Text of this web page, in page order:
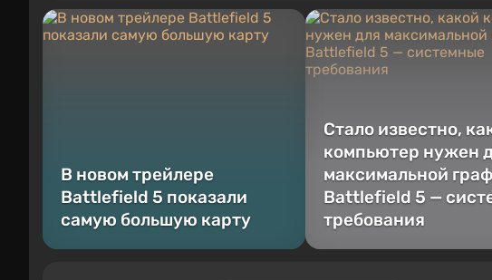
В новом трейлере
Battlefield 5 показали
самую большую карту
Стало известно,
компьютер нужен
максимальной
Battlefield 5 —
требования